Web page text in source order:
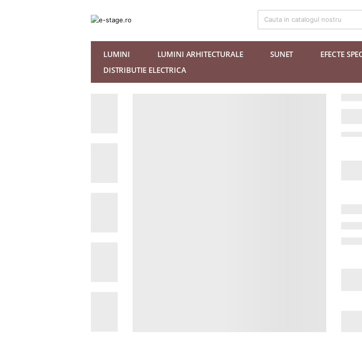
LUMINI LUMINI ARHITECTURALE SUNET EFECTE
DISTRIBUTIE ELECTRICA